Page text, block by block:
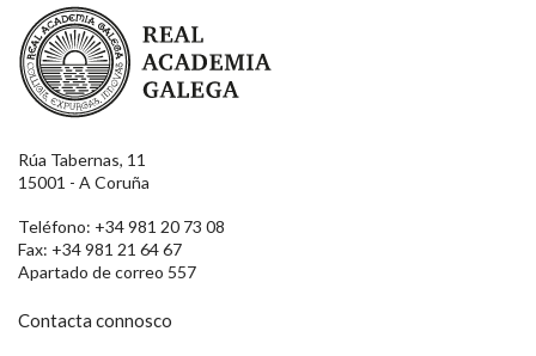
Real Academia Galega
Rúa Tabernas, 11
15001 - A Coruña
Teléfono: +34 981 20 73 08
Fax: +34 981 21 64 67
Apartado de correo 557
Contacta connosco